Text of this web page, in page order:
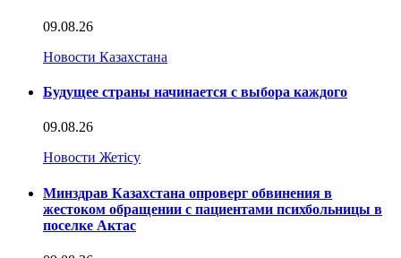
09.08.26
Новости Казахстана
Будущее страны начинается с выбора каждого
09.08.26
Новости Жетісу
Минздрав Казахстана опроверг обвинения в
жестоком обращении с пациентами психбольницы в
поселке Актас